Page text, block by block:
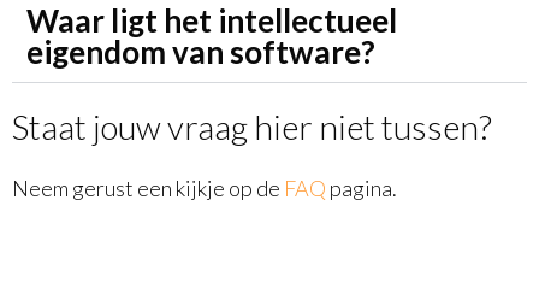
Waar ligt het intellectueel
eigendom van software?
Staat jouw vraag hier niet tussen?
Neem gerust een kijkje op de FAQ pagina.